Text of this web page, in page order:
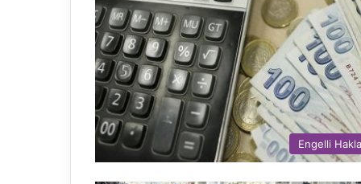
Engelli